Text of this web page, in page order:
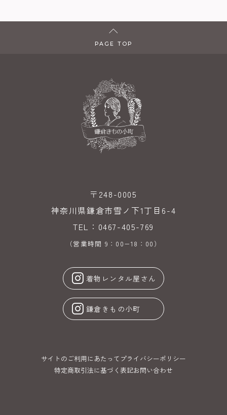
PAGE TOP
〒248-0005
神奈川県鎌倉市雪ノ下1丁目6-4
TEL：0467-405-769
（営業時間 9：00−18：00）
着物レンタル屋さん
鎌倉きもの小町
サイトのご利用にあたって プライバシーポリシー
特定商取引法に基づく表記お問い合わせ